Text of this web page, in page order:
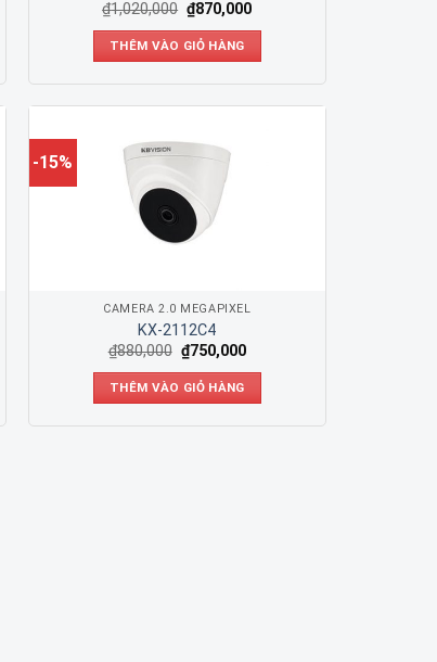
₫1,020,000 ₫870,000
THÊM VÀO GIỎ HÀNG
-15%
CAMERA 2.0 MEGAPIXEL
KX-2112C4
₫880,000 ₫750,000
THÊM VÀO GIỎ HÀNG